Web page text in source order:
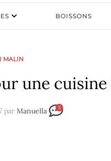
BOISSONS
MALIN
une cuisine
par Manuella 5